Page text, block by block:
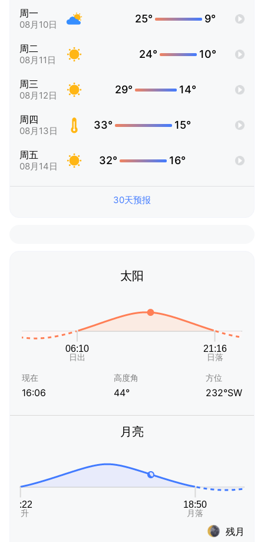
周一
08月10日 25° 9°
周二
08月11日 24° 10°
周三
08月12日 29° 14°
周四
08月13日 33° 15°
周五
08月14日 32° 16°
30天预报
太阳
现在
16:06
高度角
44°
方位
232°SW
月亮
残月